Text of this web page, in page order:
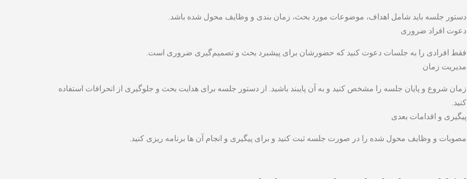
دستور جلسه باید شامل اهداف، موضوعات مورد بحث، زمان ‌بندی و وظایف محول ‌شده باشد.
دعوت افراد ضروری
فقط افرادی را به جلسات دعوت کنید که حضورشان برای پیشبرد بحث و تصمیم‌گیری ضروری است.
مدیریت زمان
زمان شروع و پایان جلسه را مشخص کنید و به آن پایبند باشید. از دستور جلسه برای هدایت بحث و جلوگیری از انحرافات استفاده
کنید.
پیگیری و اقدامات بعدی
مصوبات و وظایف محول ‌شده را در صورت جلسه ثبت کنید و برای پیگیری و انجام آن ‌ها برنامه ‌ریزی کنید.